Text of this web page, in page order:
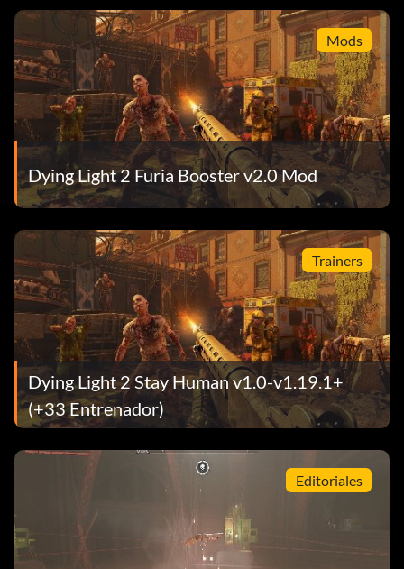
Mods
Dying Light 2 Furia Booster v2.0 Mod
Trainers
Dying Light 2 Stay Human v1.0-v1.19.1+
(+33 Entrenador)
Editoriales